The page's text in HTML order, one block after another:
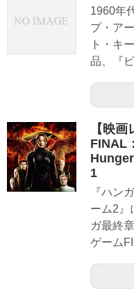
1960年
プ・ア
ト・キ
品、『
【映
FINAL
1
『ハン
ーム2』
ガ最終
ゲーム